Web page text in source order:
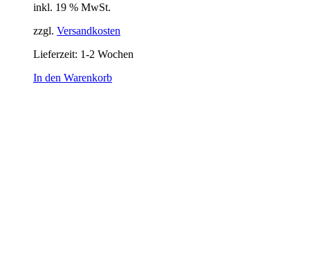
inkl. 19 % MwSt.
zzgl. Versandkosten
Lieferzeit: 1-2 Wochen
In den Warenkorb